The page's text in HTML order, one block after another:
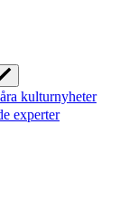
kulturnyheter
experter